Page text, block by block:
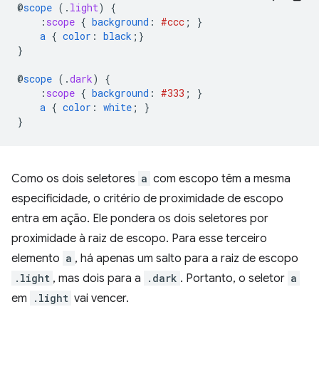
@scope ( . light)
{
: scope { background : #ccc ;
}
a { color : black ;}
}
@scope ( .dark)
{
: scope { background : #333 ;
}
a { color : white ;
}
}
Como os dois seletores a com escopo têm a mesma
especificidade, o critério de proximidade de escopo
entra em ação. Ele pondera os dois seletores por
proximidade à raiz de escopo. Para esse terceiro
elemento a , há apenas um salto para a raiz de escopo
.light , mas dois para a .dark . Portanto, o seletor a
em .light vai vencer.